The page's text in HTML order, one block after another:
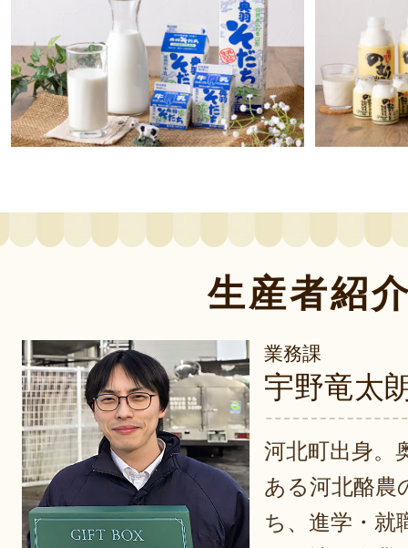
生産者紹
業務課
宇野竜太
河北町出身。
ある河北酪農
ち、進学・就